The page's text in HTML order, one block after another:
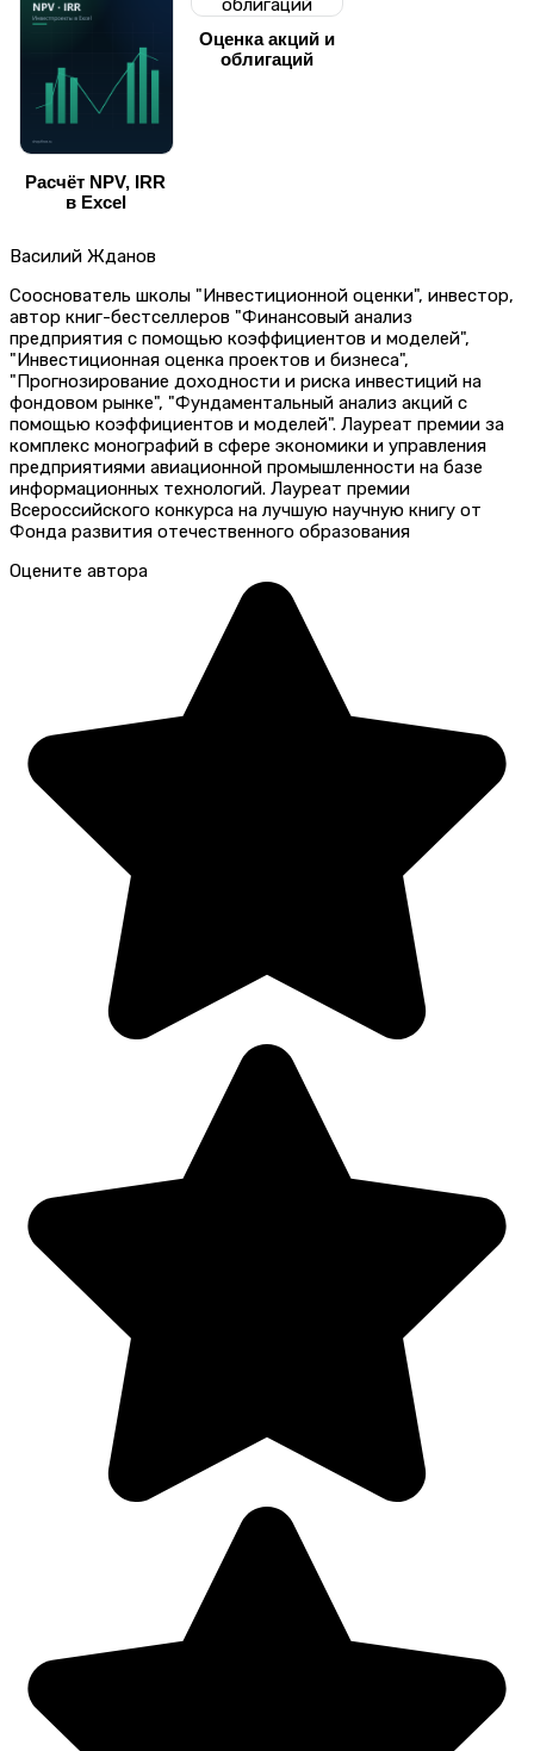
Расчёт NPV, IRR
в Excel
Оценка акций и
облигаций
Василий Жданов
Сооснователь школы "Инвестиционной оценки", инвестор,
автор книг-бестселлеров "Финансовый анализ
предприятия с помощью коэффициентов и моделей",
"Инвестиционная оценка проектов и бизнеса",
"Прогнозирование доходности и риска инвестиций на
фондовом рынке", "Фундаментальный анализ акций с
помощью коэффициентов и моделей". Лауреат премии за
комплекс монографий в сфере экономики и управления
предприятиями авиационной промышленности на базе
информационных технологий. Лауреат премии
Всероссийского конкурса на лучшую научную книгу от
Фонда развития отечественного образования
Оцените автора